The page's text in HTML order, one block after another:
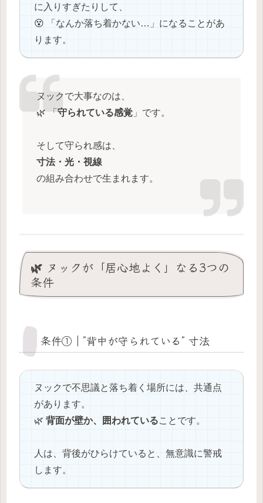
に入りすぎたりして、
😵 「なんか落ち着かない…」になることがあ
ります。
ヌックで大事なのは、
🌿 「守られている感覚」です。
そして守られ感は、
寸法・光・視線
の組み合わせで生まれます。
🌿 ヌックが「居心地よく」なる3つの
条件
条件①｜”背中が守られている” 寸法
ヌックで不思議と落ち着く場所には、共通点
があります。
🌿 背面が壁か、囲われていることです。
人は、背後がひらけていると、無意識に警戒
します。